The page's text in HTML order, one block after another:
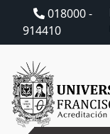
018000 -
914410